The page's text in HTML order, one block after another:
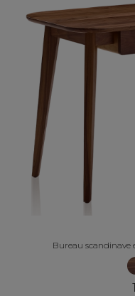
Bureau scandinave